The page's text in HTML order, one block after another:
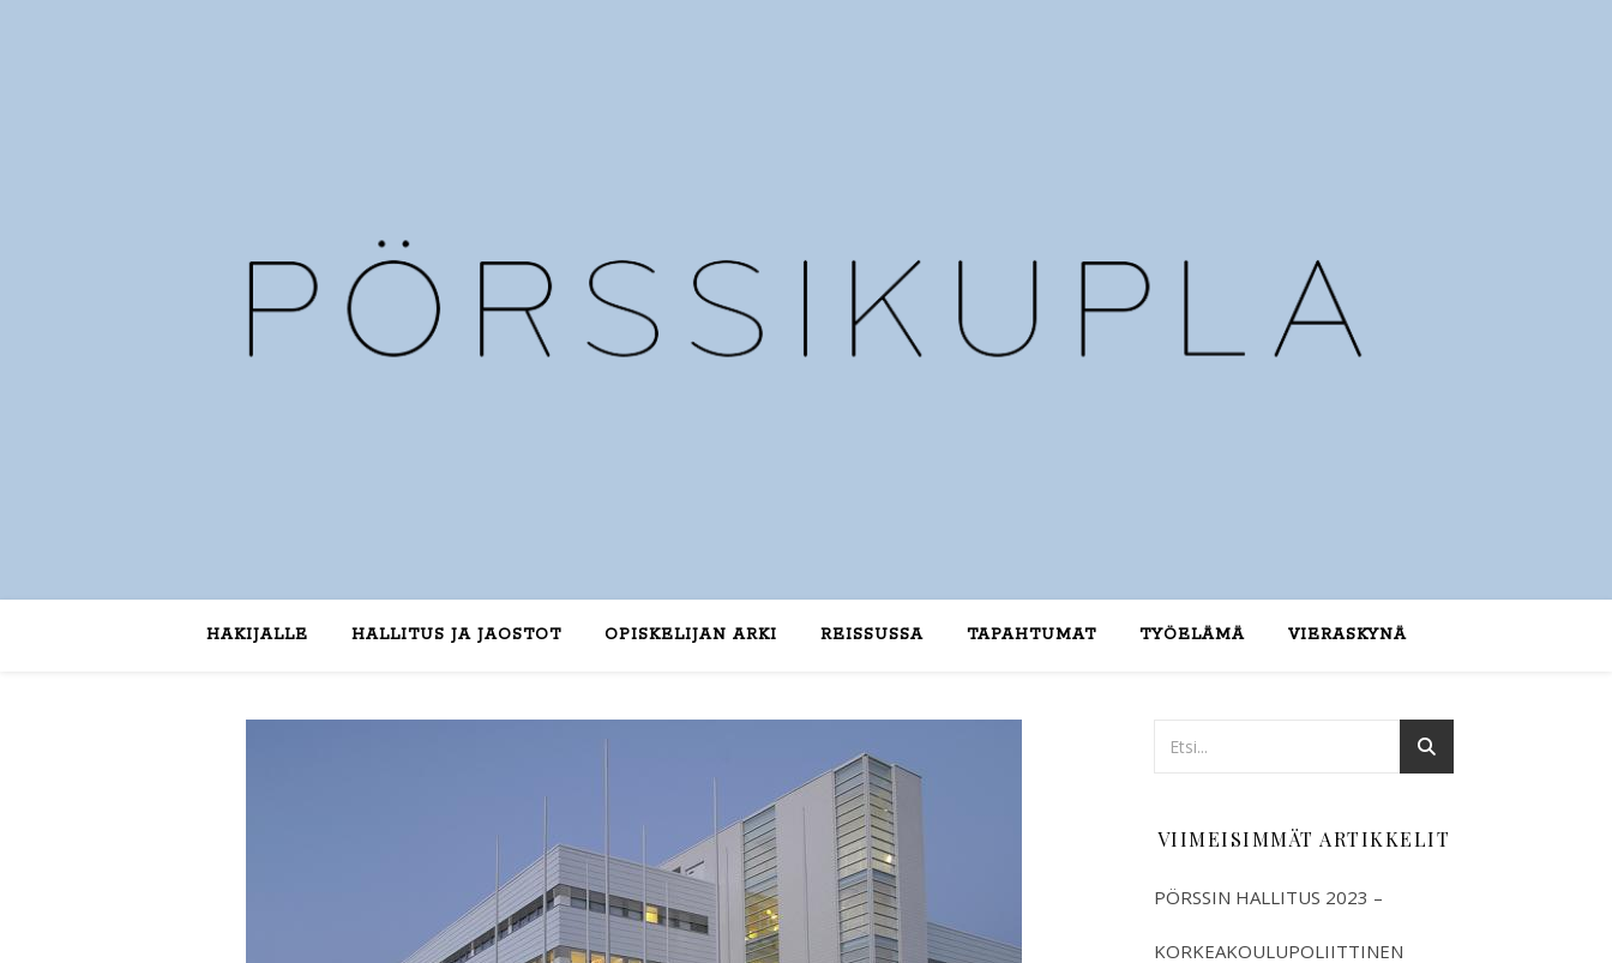
HAKIJALLE HALLITUS JA JAOSTOT OPISKELIJAN ARKI REISSUSSA TAPAHTUMAT TYÖELÄMÄ VIERASKYNÄ
VIIMEISIMMÄT ARTIKKELIT
PÖRSSIN HALLITUS 2023 –
KORKEAKOULUPOLIITTINEN